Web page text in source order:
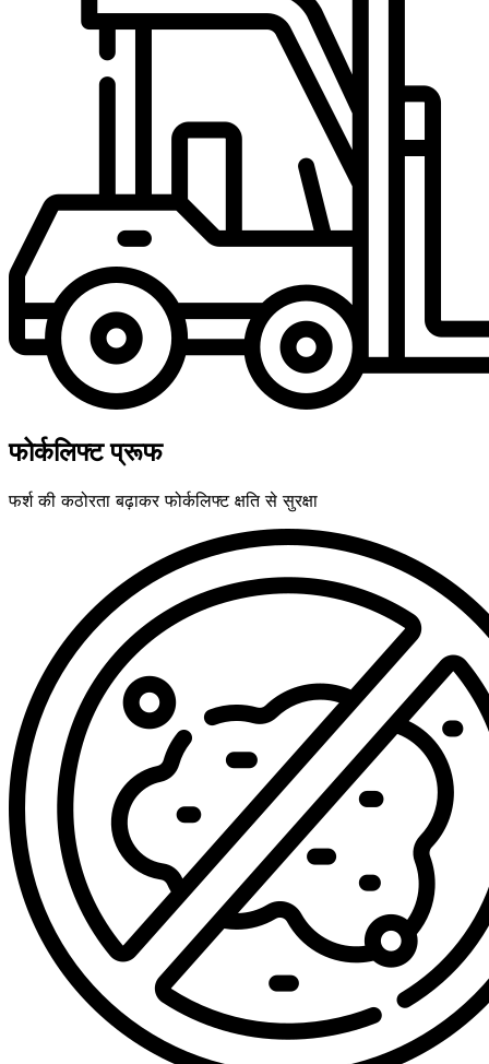
फोर्कलिफ्ट प्रूफ
फर्श की कठोरता बढ़ाकर फोर्कलिफ्ट क्षति से सुरक्षा